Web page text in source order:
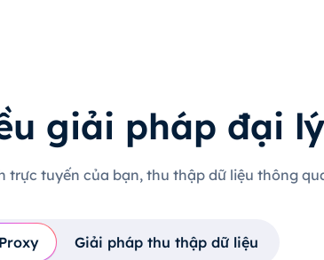
giải pháp đại lý
trực tuyến của bạn, thu thập dữ liệu thông
Proxy Giải pháp thu thập dữ liệu